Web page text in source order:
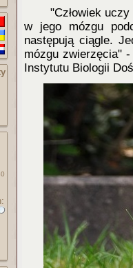
"Człowiek
w jego mózgu
następują ciągle.
mózgu zwierzęcia"
Instytutu Biologii